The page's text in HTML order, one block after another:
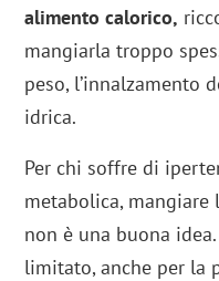
alimento calorico,
mangiarla troppo
peso, l’innalzamento
idrica.
Per chi soffre di
metabolica, mangiare
non è una buona
limitato, anche per la